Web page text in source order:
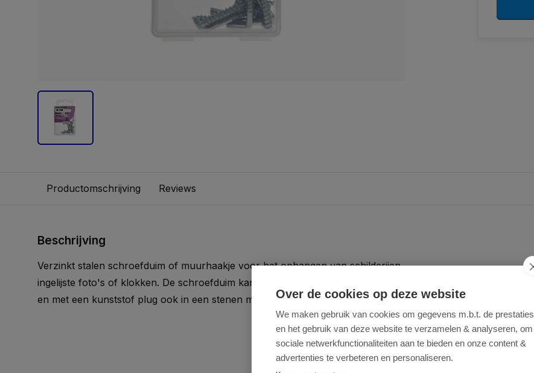
Productomschrijving Reviews
Beschrijving
Verzinkt stalen schroefduim of muurhaakje voor het ophangen van schilderijen,
ingelijste foto's of klokken. De schroefduim kan direct in hout gedraaid worden
en met een kunststof plug ook in een stenen muur.
Over de cookies op deze website
We maken gebruik van cookies om gegevens m.b.t. de prestaties
en het gebruik van deze website te verzamelen & analyseren, om
sociale netwerkfunctionaliteiten aan te bieden en onze content &
advertenties te verbeteren en personaliseren.